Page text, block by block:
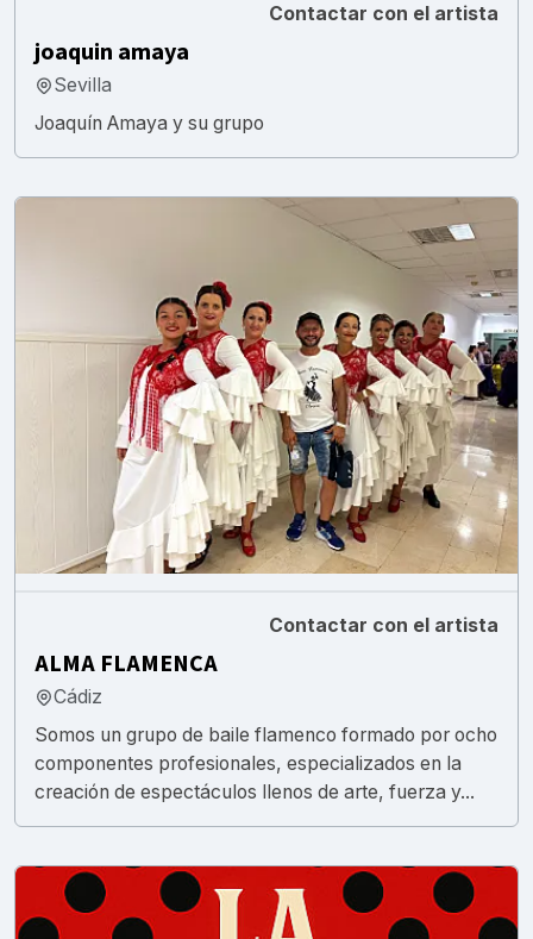
Contactar con el artista
joaquin amaya
Sevilla
Joaquín Amaya y su grupo
Contactar con el artista
ALMA FLAMENCA
Cádiz
Somos un grupo de baile flamenco formado por ocho
componentes profesionales, especializados en la
creación de espectáculos llenos de arte, fuerza y...